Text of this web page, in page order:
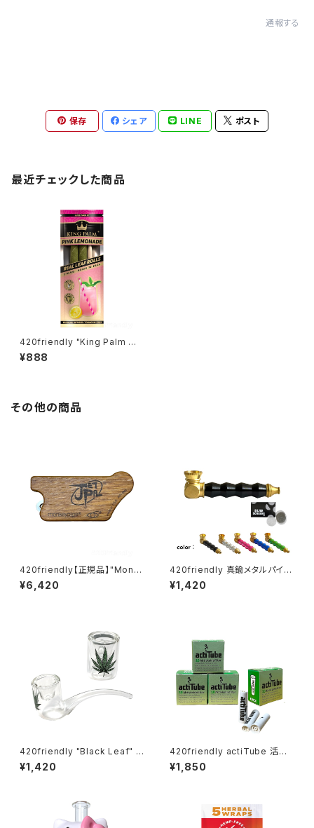
通報する
保存 シェア LINE ポスト
最近チェックした商品
420friendly "King Palm Wr
ap" キングパーム Leaf pre ro
lls 詰めるだけで楽しめる 420
¥888
その他の商品
420friendly【正規品】"Monk
ey Pipe" ジェットパル / JET P
AL (スクリーン10枚付き)
¥6,420
420friendly 真鍮メタルパイプ
(スクリーン付き）
¥1,420
420friendly "Black Leaf" G
lass Pipe / リーフ ガラスパイ
プ – 10cm カーブタイプ
¥1,420
420friendly actiTube 活性
炭フィルター ３箱セット/EXTRA
SLIM [ エクストラスリム：6mm
¥1,850